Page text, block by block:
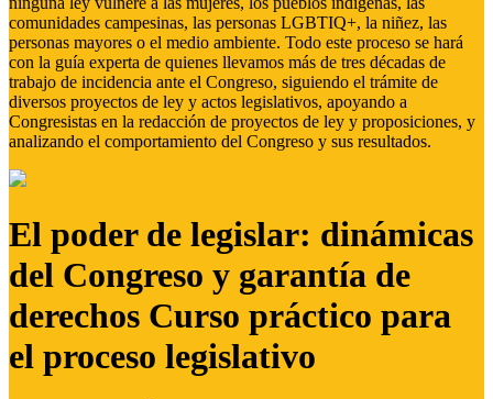
comunidades campesinas, las personas LGBTIQ+, la niñez, las
personas mayores o el medio ambiente. Todo este proceso se hará
con la guía experta de quienes llevamos más de tres décadas de
trabajo de incidencia ante el Congreso, siguiendo el trámite de
diversos proyectos de ley y actos legislativos, apoyando a
Congresistas en la redacción de proyectos de ley y proposiciones, y
analizando el comportamiento del Congreso y sus resultados.
El poder de legislar: dinámicas
del Congreso y garantía de
derechos Curso práctico para
el proceso legislativo